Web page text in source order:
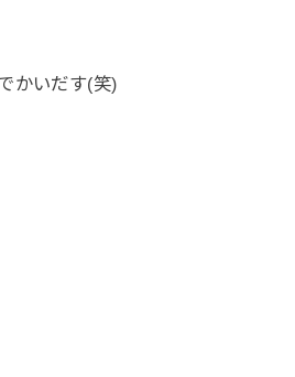
かいだす(笑)